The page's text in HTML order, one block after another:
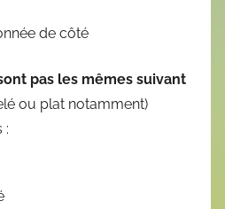
de côté
pas les mêmes suivant
ou plat notamment)
: